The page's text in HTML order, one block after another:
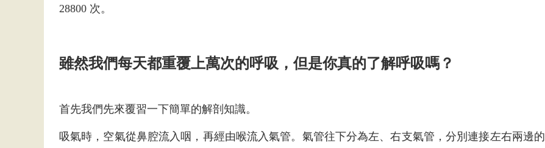
28800 次。
雖然我們每天都重覆上萬次的呼吸，但是你真的了解呼吸嗎？
首先我們先來覆習一下簡單的解剖知識。
吸氣時，空氣從鼻腔流入咽，再經由喉流入氣管。氣管往下分為左、右支氣管，分別連接左右兩邊的